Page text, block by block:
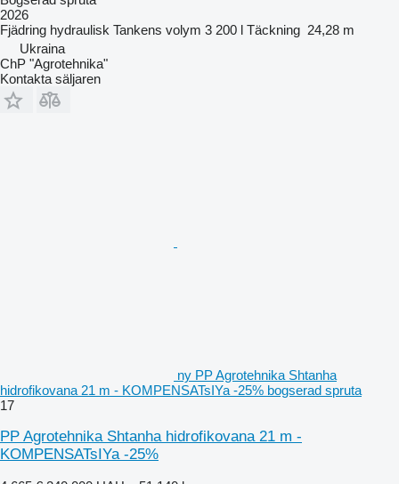
2026
Fjädring hydraulisk Tankens volym 3 200 l Täckning 24,28 m
Ukraina
ChP "Agrotehnika"
Kontakta säljaren
ny PP Agrotehnika Shtanha
hidrofikovana 21 m - KOMPENSATsIYa -25% bogserad spruta
17
PP Agrotehnika Shtanha hidrofikovana 21 m -
KOMPENSATsIYa -25%